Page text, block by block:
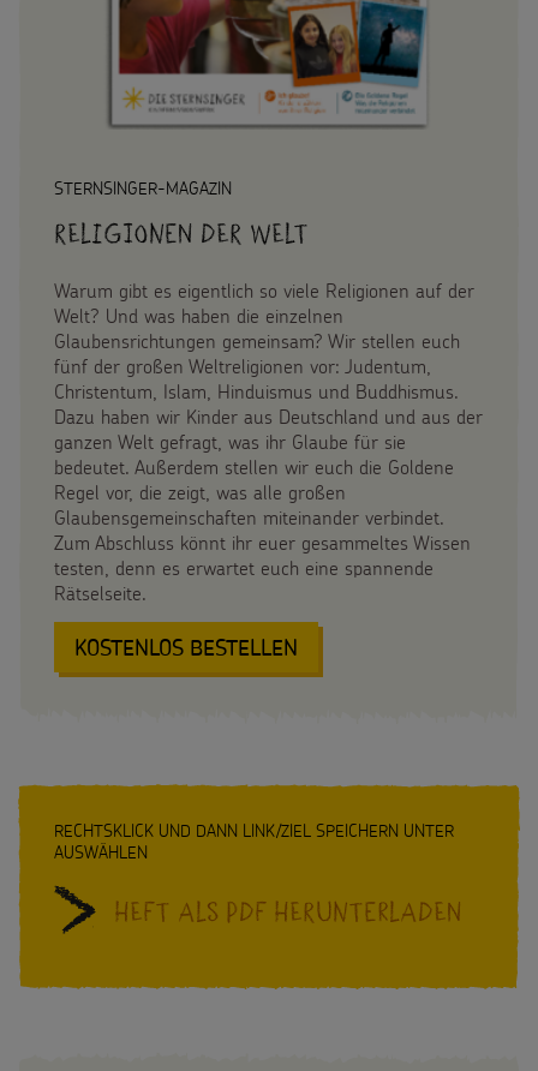
Kinderarbeit
Weltmissionstag der Kinder
Weihnachten Weltweit
Gottesdienstbausteine
Spendenformular
Spendendose
Spendenmöglichkeiten
Sternsinger-Stiftung
Spende als Geschenk
Anlassspenden
Zinsen den Kindern
Vereine und Initiativen
Sternsingerspenden gezielt einsetzen
Testamentsspende
FAQ Spenden
Backen und Basteln
Sternsinger-Magazin
Videos
Sternsinger-Steckbrief
Spiele
Werde Sternsinger!
Über uns
Presse
Kontakt
SHOP
STERNSINGER-MAGAZIN
Religionen der Welt
Warum gibt es eigentlich so viele Religionen auf der
Welt? Und was haben die einzelnen
Glaubensrichtungen gemeinsam? Wir stellen euch
fünf der großen Weltreligionen vor: Judentum,
Christentum, Islam, Hinduismus und Buddhismus.
Dazu haben wir Kinder aus Deutschland und aus der
ganzen Welt gefragt, was ihr Glaube für sie
bedeutet. Außerdem stellen wir euch die Goldene
Regel vor, die zeigt, was alle großen
Glaubensgemeinschaften miteinander verbindet.
Zum Abschluss könnt ihr euer gesammeltes Wissen
testen, denn es erwartet euch eine spannende
Rätselseite.
KOSTENLOS BESTELLEN
RELIGIONEN
RECHTSKLICK UND DANN LINK/ZIEL SPEICHERN UNTER
AUSWÄHLEN
Heft als PDF herunterladen